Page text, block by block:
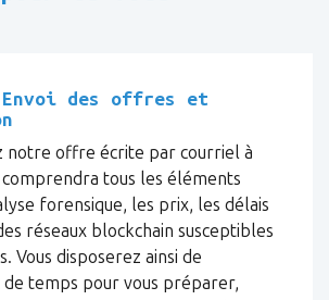
des offres et
notre offre écrite par courriel à
tous les éléments
forensique, les prix, les délais
réseaux blockchain susceptibles
Vous disposerez ainsi de
temps pour vous préparer,